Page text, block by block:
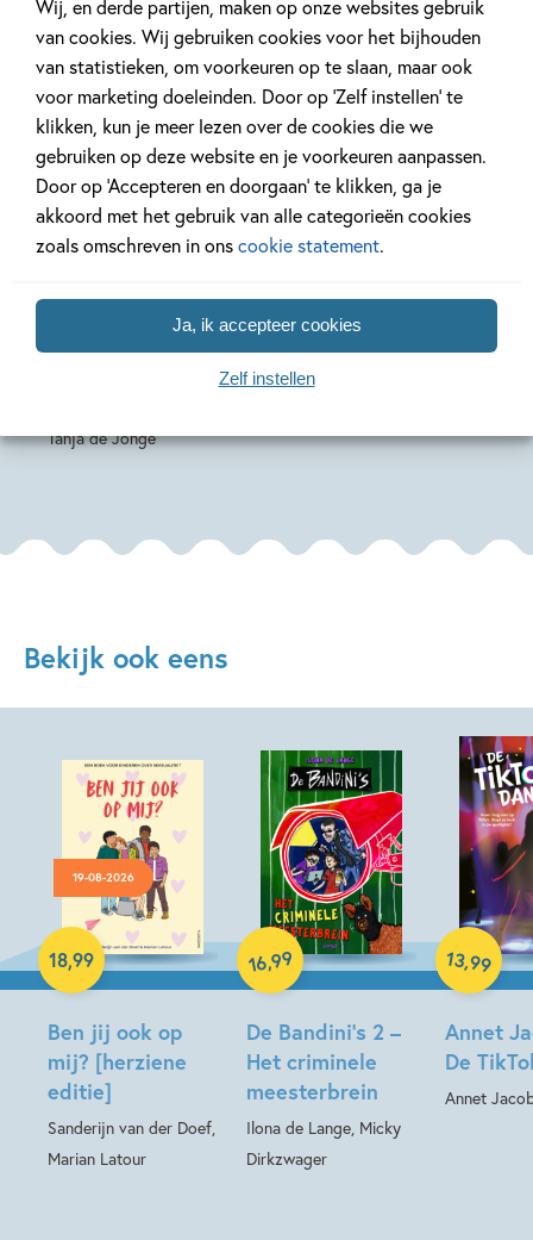
Wij, en derde partijen, maken op onze websites gebruik
van cookies. Wij gebruiken cookies voor het bijhouden
van statistieken, om voorkeuren op te slaan, maar ook
voor marketing doeleinden. Door op ‘Zelf instellen’ te
klikken, kun je meer lezen over de cookies die we
gebruiken op deze website en je voorkeuren aanpassen.
Door op ‘Accepteren en doorgaan’ te klikken, ga je
akkoord met het gebruik van alle categorieën cookies
zoals omschreven in onscookie statement.
Ja, ik accepteer cookies
Zelf instellen
Tanja de Jonge
15,99
Braincrash
15,99
Paperback
15,99
Bekijk ook eens
19-08-2026
Ben jij ook op
mij? [herziene
editie]
Sanderijn van der Doef,
Marian Latour
18,99
Hardcover
De Bandini’s 2 –
Het criminele
meesterbrein
Ilona de Lange, Micky
Dirkzwager
16,99
Hardcover
Annet
De
Annet
13,99
Hardcover